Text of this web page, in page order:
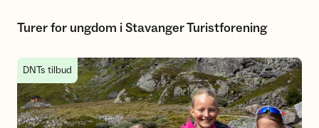
Turer for ungdom i Stavanger Turistforening
Familieturer med DNT Stavanger og omegn
DNTs tilbud